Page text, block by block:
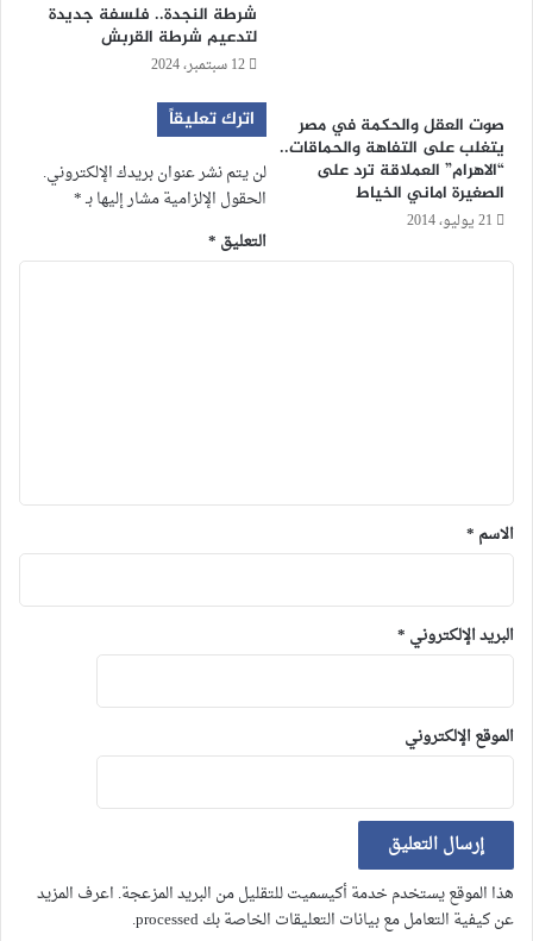
شرطة النجدة.. فلسفة جديدة
لتدعيم شرطة القربش
12 سبتمبر، 2024
صوت العقل والحكمة في مصر
يتغلب على التفاهة والحماقات..
“الاهرام” العملاقة ترد على
الصغيرة اماني الخياط
21 يوليو، 2014
اترك تعليقاً
لن يتم نشر عنوان بريدك الإلكتروني.
الحقول الإلزامية مشار إليها بـ*
التعليق *
الاسم *
البريد الإلكتروني *
الموقع الإلكتروني
هذا الموقع يستخدم خدمة أكيسميت للتقليل من البريد المزعجة. اعرف المزيد
عن كيفية التعامل مع بيانات التعليقات الخاصة بك processed
.